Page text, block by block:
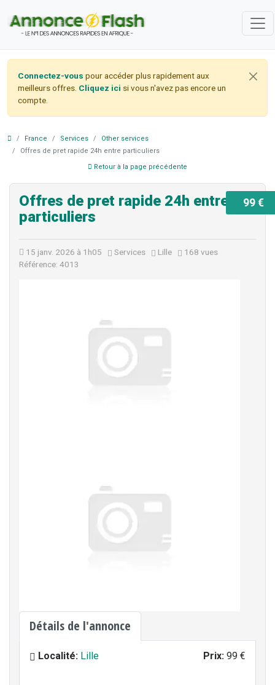
Connectez-vous pour accéder plus rapidement aux
meilleurs offres. Cliquez ici si vous n'avez pas encore un
compte.
France Services
Other services
Offres de pret rapide 24h entre particuliers
Retour à la page précédente
Offres de pret rapide 24h entre
particuliers
15 janv. 2026 à 1h05 Services Lille
168 vues
Référence: 4013
99 €
Détails de l'annonce
Localité: Lille Prix: 99 €